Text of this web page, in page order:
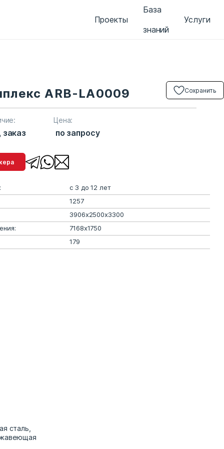
Проекты
База
знаний
Услуги
ARB-LA0009
Цена:
по запросу
Сохранить
с 3 до 12 лет
1257
3906х2500х3300
7168х1750
179
сталь,